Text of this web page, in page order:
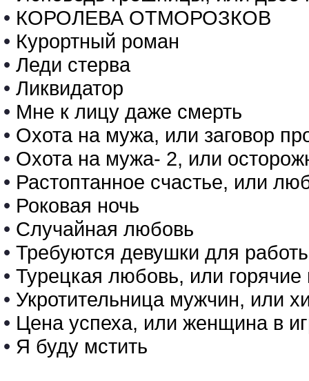
• КОРОЛЕВА ОТМОРОЗКОВ
• Курортный роман
• Леди стерва
• Ликвидатор
• Мне к лицу даже смерть
• Охота на мужа, или заговор
• Охота на мужа- 2, или
• Растоптанное счастье, или
• Роковая ночь
• Случайная любовь
• Требуются девушки для
• Турецкая любовь, или горячие
• Укротительница мужчин, или
• Цена успеха, или женщина в
• Я буду мстить